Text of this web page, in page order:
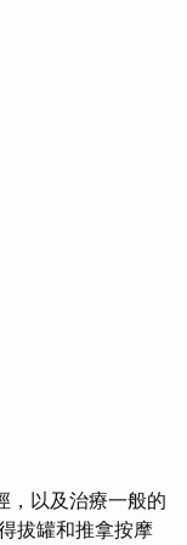
，以及治療一般的
拔罐和推拿按摩